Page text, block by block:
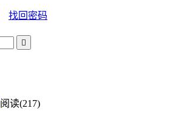
找回密码

阅读(217)